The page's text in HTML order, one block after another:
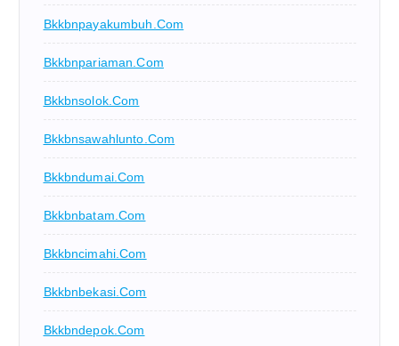
Bkkbnpayakumbuh.com
Bkkbnpariaman.com
Bkkbnsolok.com
Bkkbnsawahlunto.com
Bkkbndumai.com
Bkkbnbatam.com
Bkkbncimahi.com
Bkkbnbekasi.com
Bkkbndepok.com